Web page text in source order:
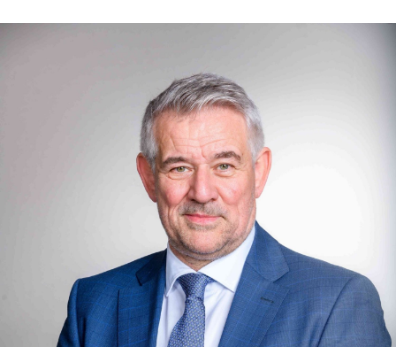
haben. Die Kollegen von Lang Immobilien stehen zur
Verfügung, um aus einem Vergleich von mehr als 450
Banken, Sparkassen und Versicherungen das beste
Angebot zu ermitteln.
Beim Erwerb von Grundstücken oder Immobilien fällt die
Grunderwerbsteuer an, die je nach Bundesland zwischen
3,5 bis 6,5 Prozent der Kaufsumme beträgt. Diese Steuer
ist vom Käufer zu entrichten und in der Regel einen
Monat nach Erhalt des Grundsteuerbescheids fällig.